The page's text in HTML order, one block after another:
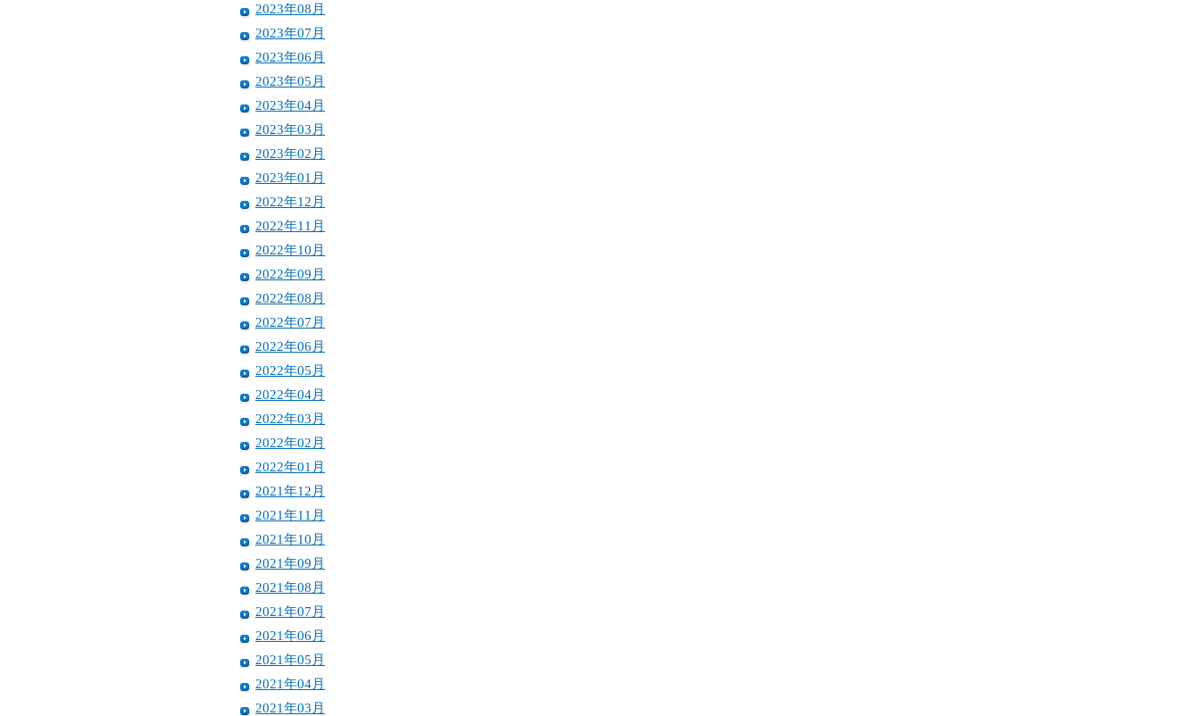
2023年08月
2023年07月
2023年06月
2023年05月
2023年04月
2023年03月
2023年02月
2023年01月
2022年12月
2022年11月
2022年10月
2022年09月
2022年08月
2022年07月
2022年06月
2022年05月
2022年04月
2022年03月
2022年02月
2022年01月
2021年12月
2021年11月
2021年10月
2021年09月
2021年08月
2021年07月
2021年06月
2021年05月
2021年04月
2021年03月